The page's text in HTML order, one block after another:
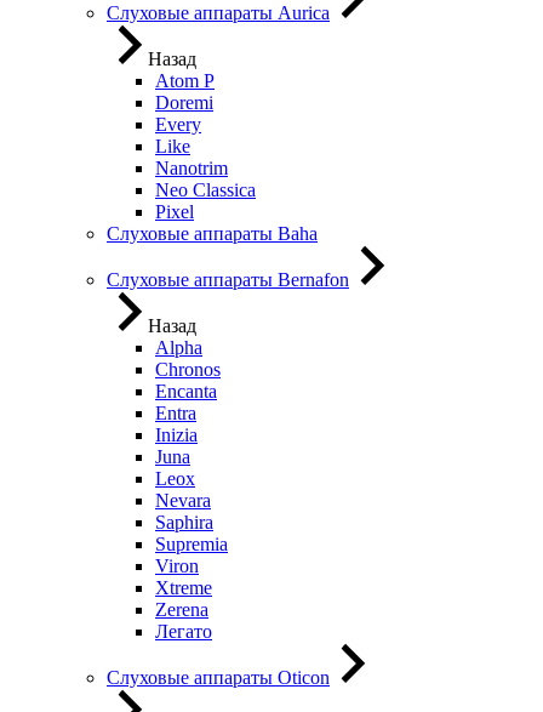
Слуховые аппараты Aurica
Назад
Atom P
Doremi
Every
Like
Nanotrim
Neo Classica
Pixel
Слуховые аппараты Baha
Слуховые аппараты Bernafon
Назад
Alpha
Chronos
Encanta
Entra
Inizia
Juna
Leox
Nevara
Saphira
Supremia
Viron
Xtreme
Zerena
Легато
Слуховые аппараты Oticon